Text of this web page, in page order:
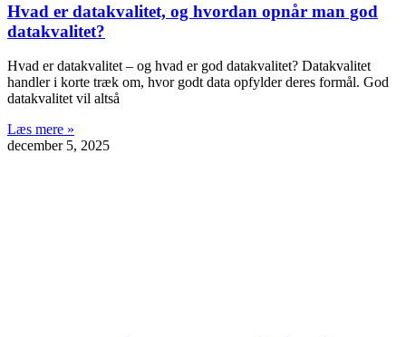
Hvad er datakvalitet, og hvordan opnår man god
datakvalitet?
Hvad er datakvalitet – og hvad er god datakvalitet? Datakvalitet
handler i korte træk om, hvor godt data opfylder deres formål. God
datakvalitet vil altså
Læs mere »
december 5, 2025